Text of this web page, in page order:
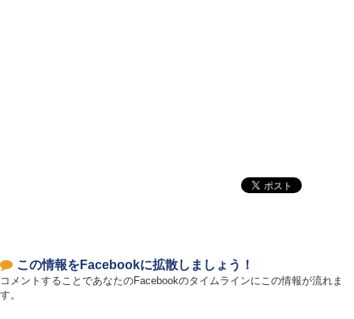
この情報をFacebookに拡散しましょう！
コメントすることであなたのFacebookのタイムラインにこの情報が流れま
す。